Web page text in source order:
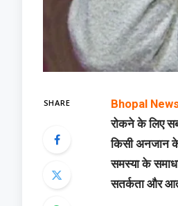
SHARE Bhopal
रोकने के लिए
किसी अनजान
समस्या के
सतर्कता और